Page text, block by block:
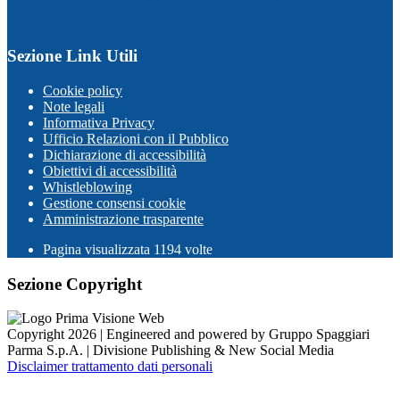
Sezione Link Utili
Cookie policy
Note legali
Informativa Privacy
Ufficio Relazioni con il Pubblico
Dichiarazione di accessibilità
Obiettivi di accessibilità
Whistleblowing
Gestione consensi cookie
Amministrazione trasparente
Pagina visualizzata 1194 volte
Sezione Copyright
Copyright 2026 | Engineered and powered by Gruppo Spaggiari
Parma S.p.A. | Divisione Publishing & New Social Media
Disclaimer trattamento dati personali